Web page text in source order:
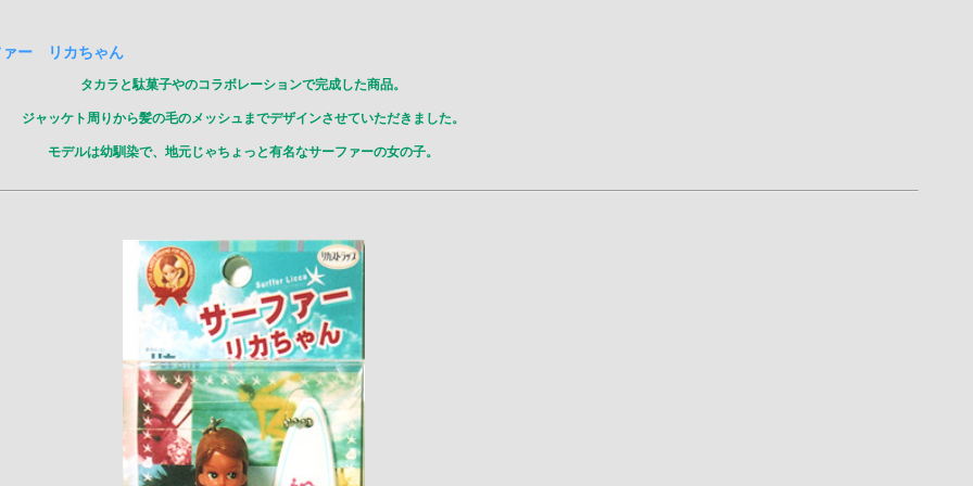
ゃん
タカラと駄菓子やのコラボレーションで完成した商品。
ジャッケト周りから髪の毛のメッシュまでデザインさせていただきました。
モデルは幼馴染で、地元じゃちょっと有名なサーファーの女の子。